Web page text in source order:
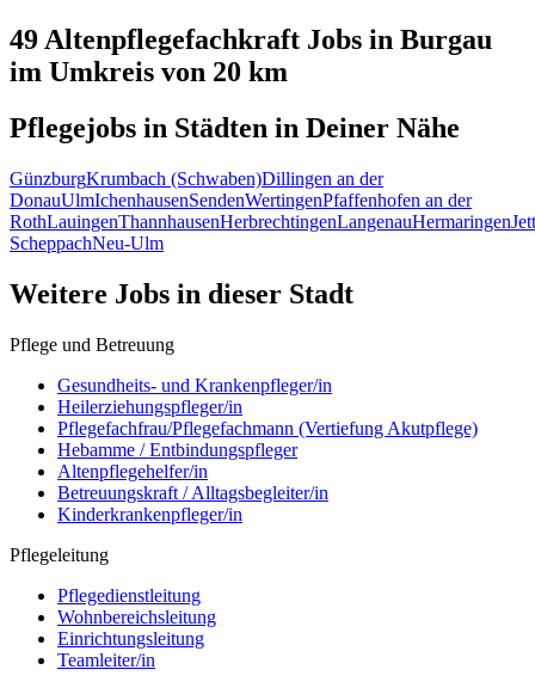
49 Altenpflegefachkraft Jobs in Burgau
im Umkreis von 20 km
Pflegejobs in Städten in Deiner Nähe
GünzburgKrumbach (Schwaben)Dillingen an der
DonauUlmIchenhausenSendenWertingenPfaffenhofen an der
RothLauingenThannhausenHerbrechtingenLangenauHermaringen
ScheppachNeu-Ulm
Weitere Jobs in dieser Stadt
Pflege und Betreuung
Gesundheits- und Krankenpfleger/in
Heilerziehungspfleger/in
Pflegefachfrau/Pflegefachmann (Vertiefung Akutpflege)
Hebamme / Entbindungspfleger
Altenpflegehelfer/in
Betreuungskraft / Alltagsbegleiter/in
Kinderkrankenpfleger/in
Pflegeleitung
Pflegedienstleitung
Wohnbereichsleitung
Einrichtungsleitung
Teamleiter/in